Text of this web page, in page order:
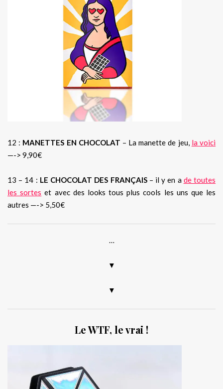
12 : MANETTES EN CHOCOLAT – La manette de jeu, la voici
—-> 9,90€
13 – 14 : LE CHOCOLAT DES FRANÇAIS– il y en a de toutes
les sortes et avec des looks tous plus cools les uns que les
autres —-> 5,50€
…
▼
▼
Le WTF, le vrai !